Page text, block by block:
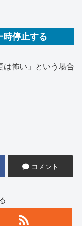
停止する
は怖い」という場合
コメント